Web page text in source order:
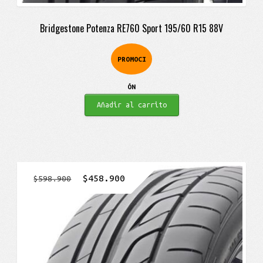
Bridgestone Potenza RE760 Sport 195/60 R15 88V
PROMOCI
ÓN
Añadir al carrito
$598.900
El
precio
original
era:
$598.900.
$458.900
precio
actual
es:
$458.900.